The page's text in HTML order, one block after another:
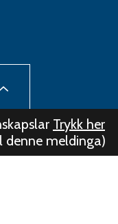
Trykk her
denne meldinga)